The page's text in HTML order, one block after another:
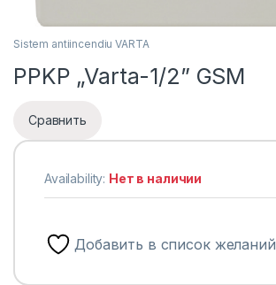
Sistem antiincendiu VARTA
PPKP „Varta-1/2” GSM
Сравнить
Availability: Нет в наличии
Добавить в список желаний